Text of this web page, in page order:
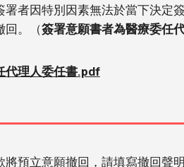
署者因特別因素無法於當下決定
回。（簽署意願書者為醫療委任
代理人委任書.pdf
將預立意願撤回，請填寫撤回聲